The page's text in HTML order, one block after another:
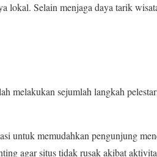
lokal. Selain menjaga daya tarik
melakukan sejumlah langkah
untuk memudahkan pengunjung
agar situs tidak rusak akibat